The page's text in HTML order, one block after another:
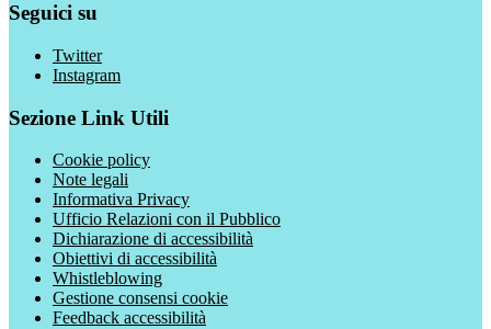
Seguici su
Twitter
Instagram
Sezione Link Utili
Cookie policy
Note legali
Informativa Privacy
Ufficio Relazioni con il Pubblico
Dichiarazione di accessibilità
Obiettivi di accessibilità
Whistleblowing
Gestione consensi cookie
Feedback accessibilità